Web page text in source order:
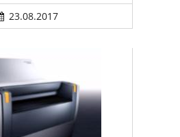
23.08.2017